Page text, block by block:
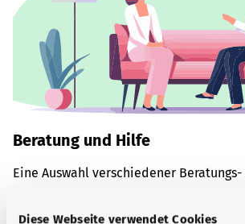
Diese Webseite verwendet Cookies
Beratung und Hilfe
Eine Auswahl verschiedener Beratungs-
Gesundheitsthemen.